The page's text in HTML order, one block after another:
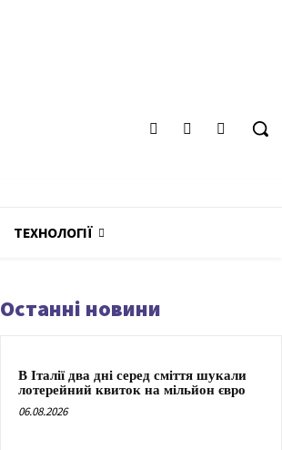
ТЕХНОЛОГІЇ
Останні новини
В Італії два дні серед сміття шукали
лотерейний квиток на мільйон євро
06.08.2026